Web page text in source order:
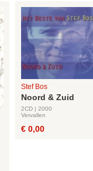
Stef Bos
Noord & Zuid
2CD | 2000
Vervallen
€ 0,00